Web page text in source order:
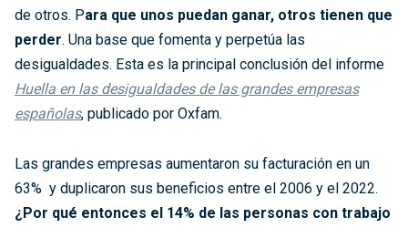
de otros. Para que unos puedan ganar, otros tienen que
perder. Una base que fomenta y perpetúa las
desigualdades. Esta es la principal conclusión del informe
Huella en las desigualdades de las grandes empresas
españolas, publicado por Oxfam.
Las grandes empresas aumentaron su facturación en un
63% y duplicaron sus beneficios entre el 2006 y el 2022.
¿Por qué entonces el 14% de las personas con trabajo